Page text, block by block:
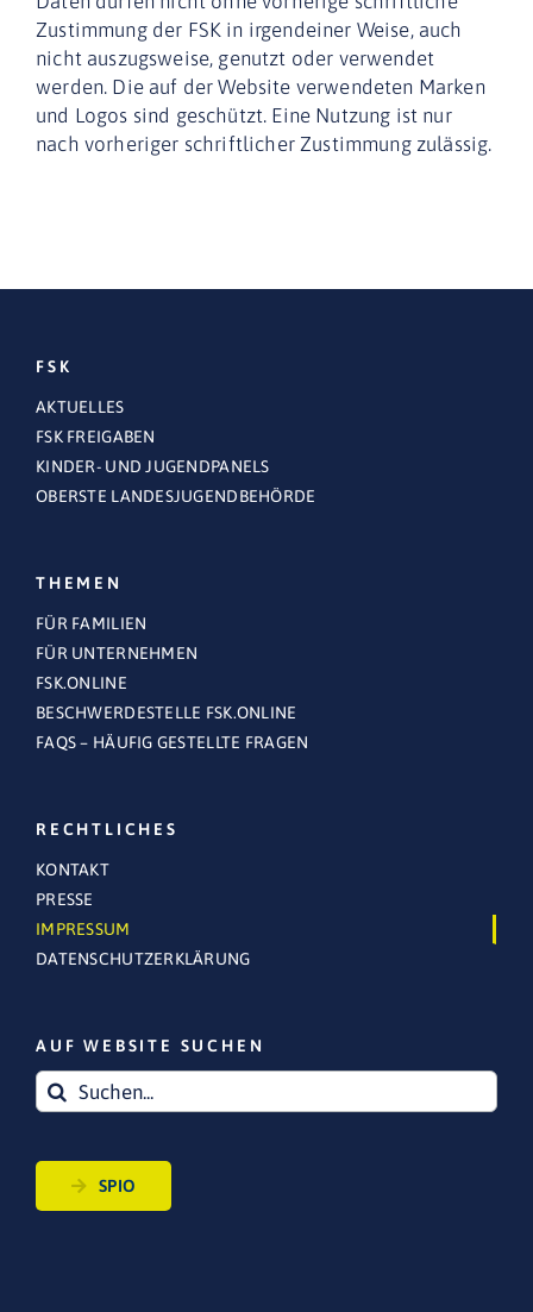
Zustimmung der FSK in irgendeiner Weise, auch
nicht auszugsweise, genutzt oder verwendet
werden. Die auf der Website verwendeten Marken
und Logos sind geschützt. Eine Nutzung ist nur
nach vorheriger schriftlicher Zustimmung zulässig.
FSK
AKTUELLES
FSK FREIGABEN
KINDER- UND JUGENDPANELS
OBERSTE LANDESJUGENDBEHÖRDE
THEMEN
FÜR FAMILIEN
FÜR UNTERNEHMEN
FSK.ONLINE
BESCHWERDESTELLE FSK.ONLINE
FAQS – HÄUFIG GESTELLTE FRAGEN
RECHTLICHES
KONTAKT
PRESSE
IMPRESSUM
DATENSCHUTZERKLÄRUNG
AUF WEBSITE SUCHEN
Suche
nach:
SPIO